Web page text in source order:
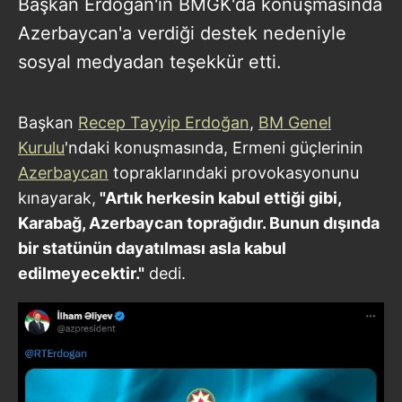
Azerbaycan'a verdiği destek nedeniyle
sosyal medyadan teşekkür etti.
Başkan Recep Tayyip Erdoğan, BM Genel
Kurulu'ndaki konuşmasında, Ermeni güçlerinin
Azerbaycan topraklarındaki provokasyonunu
kınayarak, "Artık herkesin kabul ettiği gibi,
Karabağ, Azerbaycan toprağıdır. Bunun dışında
bir statünün dayatılması asla kabul
edilmeyecektir." dedi.